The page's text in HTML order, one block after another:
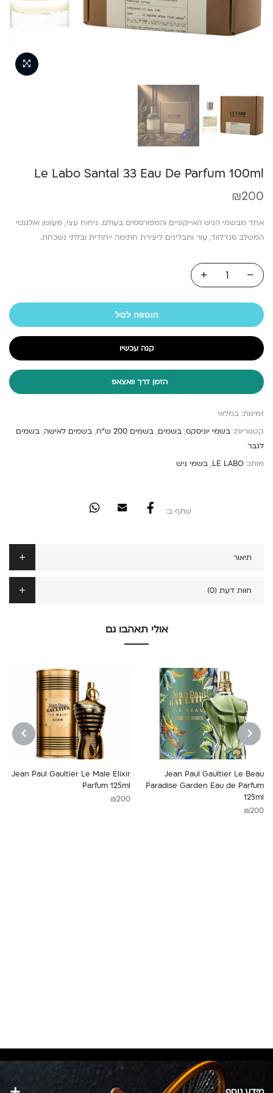
Le Labo Santal 33 Eau De Parfum 100ml
₪200
אחד מבשמי הניש האייקוניים והמפורסמים בעולם. ניחוח עצי, מעושן ואלגנטי
המשלב סנדלווד, עור ותבלינים ליצירת חתימה ייחודית ובלתי נשכחת.
הוספה לסל
קנה עכשיו
הזמן דרך וואצאפ
זמינות: במלאי
קטגוריות: בשמי יוניסקס, בשמים, בשמים 200 ש"ח , בשמים לאישה, בשמים
לגבר
מותג: LE LABO
, בשמי ניש
שתף ב:
תיאור
חוות דעת (0)
אולי תאהבו גם
PREVIOUS
Jean Paul Gaultier Le Beau
Paradise Garden Eau de Parfum
125ml
₪200
Jean Paul Gaultier Le Male Elixir
Parfum 125ml
₪200